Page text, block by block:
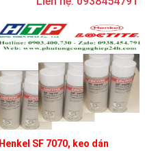
Henkel SF 7070, keo dán